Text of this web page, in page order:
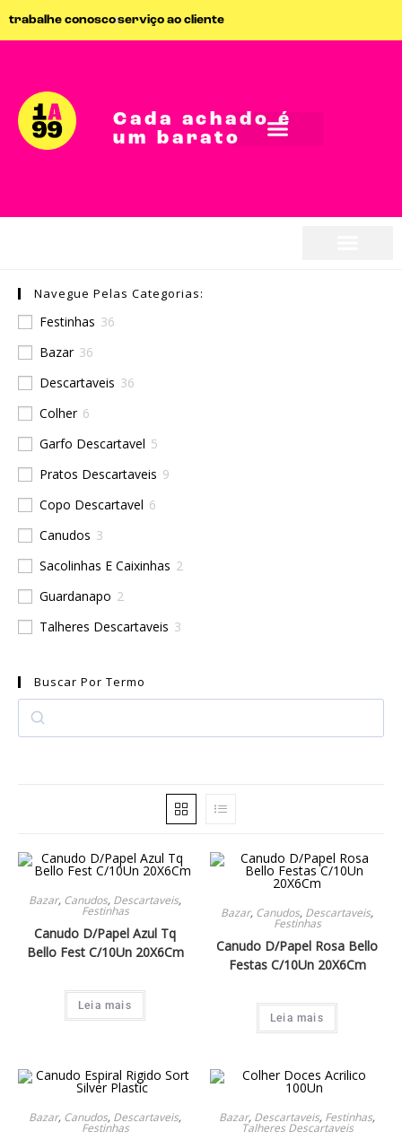
trabalhe conoscoserviço ao cliente
Cada achado é
um barato
Navegue Pelas Categorias:
Festinhas 36
Bazar 36
Descartaveis 36
Colher 6
Garfo Descartavel 5
Pratos Descartaveis 9
Copo Descartavel 6
Canudos 3
Sacolinhas E Caixinhas 2
Guardanapo 2
Talheres Descartaveis 3
Buscar Por Termo
Bazar, Canudos, Descartaveis,
Festinhas
Canudo D/Papel Azul Tq
Bello Fest C/10Un 20X6Cm
Leia mais
Bazar, Canudos, Descartaveis,
Festinhas
Canudo D/Papel Rosa Bello
Festas C/10Un 20X6Cm
Leia mais
Bazar, Canudos, Descartaveis,
Festinhas
Bazar, Descartaveis, Festinhas,
Talheres Descartaveis